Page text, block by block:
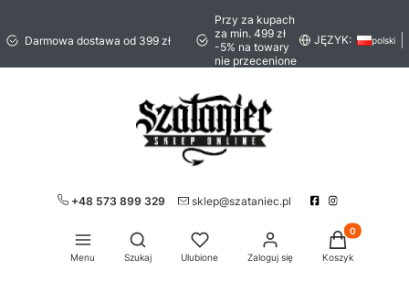
Darmowa dostawa od 399 zł
Przy za kupach
za min. 499 zł
-5% na towary
nie przecenione
JĘZYK: polski
+48 573 899 329 sklep@szataniec.pl
Menu
Otwórz wyszukiwarkę
Szukaj Ulubione Zaloguj się
Produkty w
Koszyk